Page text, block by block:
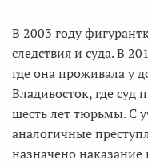
В 2003 году
следствия и суда. В
где она проживала у
Владивосток, где суд
шесть лет тюрьмы. С
аналогичные
назначено